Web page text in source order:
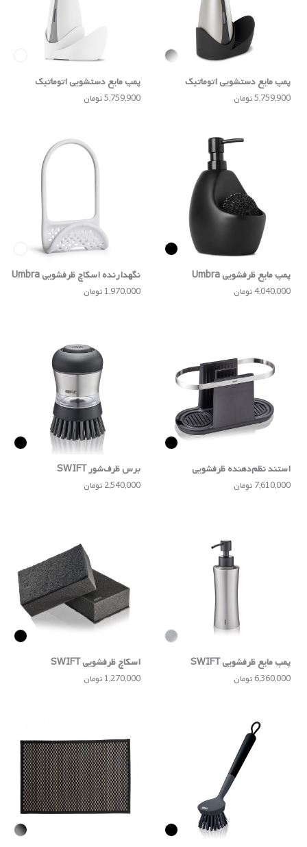
پمپ مایع دستشویی اتوماتیک
Umbra
5,759,900 تومان
پمپ مایع دستشویی اتوماتیک
Umbra
5,759,900 تومان
پمپ مایع ظرفشویی Umbra
4,040,000 تومان
نگهدارنده اسکاچ ظرفشویی Umbra
1,970,000 تومان
استند نظم‌دهنده ظرفشویی
SMARTLINE
7,610,000 تومان
برس ظرف‌شور SWIFT
2,540,000 تومان
پمپ مایع ظرفشویی SWIFT
6,360,000 تومان
اسکاچ ظرفشویی SWIFT
1,270,000 تومان